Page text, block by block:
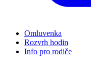
Omluvenka
Rozvrh hodin
Info pro rodiče